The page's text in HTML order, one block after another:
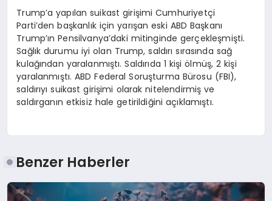
Trump’a yapılan suikast girişimi Cumhuriyetçi
Parti’den başkanlık için yarışan eski ABD Başkanı
Trump’ın Pensilvanya’daki mitinginde gerçekleşmişti.
Sağlık durumu iyi olan Trump, saldırı sırasında sağ
kulağından yaralanmıştı. Saldırıda 1 kişi ölmüş, 2 kişi
yaralanmıştı. ABD Federal Soruşturma Bürosu (FBI),
saldırıyı suikast girişimi olarak nitelendirmiş ve
saldırganın etkisiz hale getirildiğini açıklamıştı.
Benzer Haberler